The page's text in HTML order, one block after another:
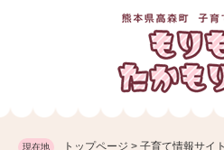
メニューを飛ば
現在地 トップページ > 子育て情報サイト